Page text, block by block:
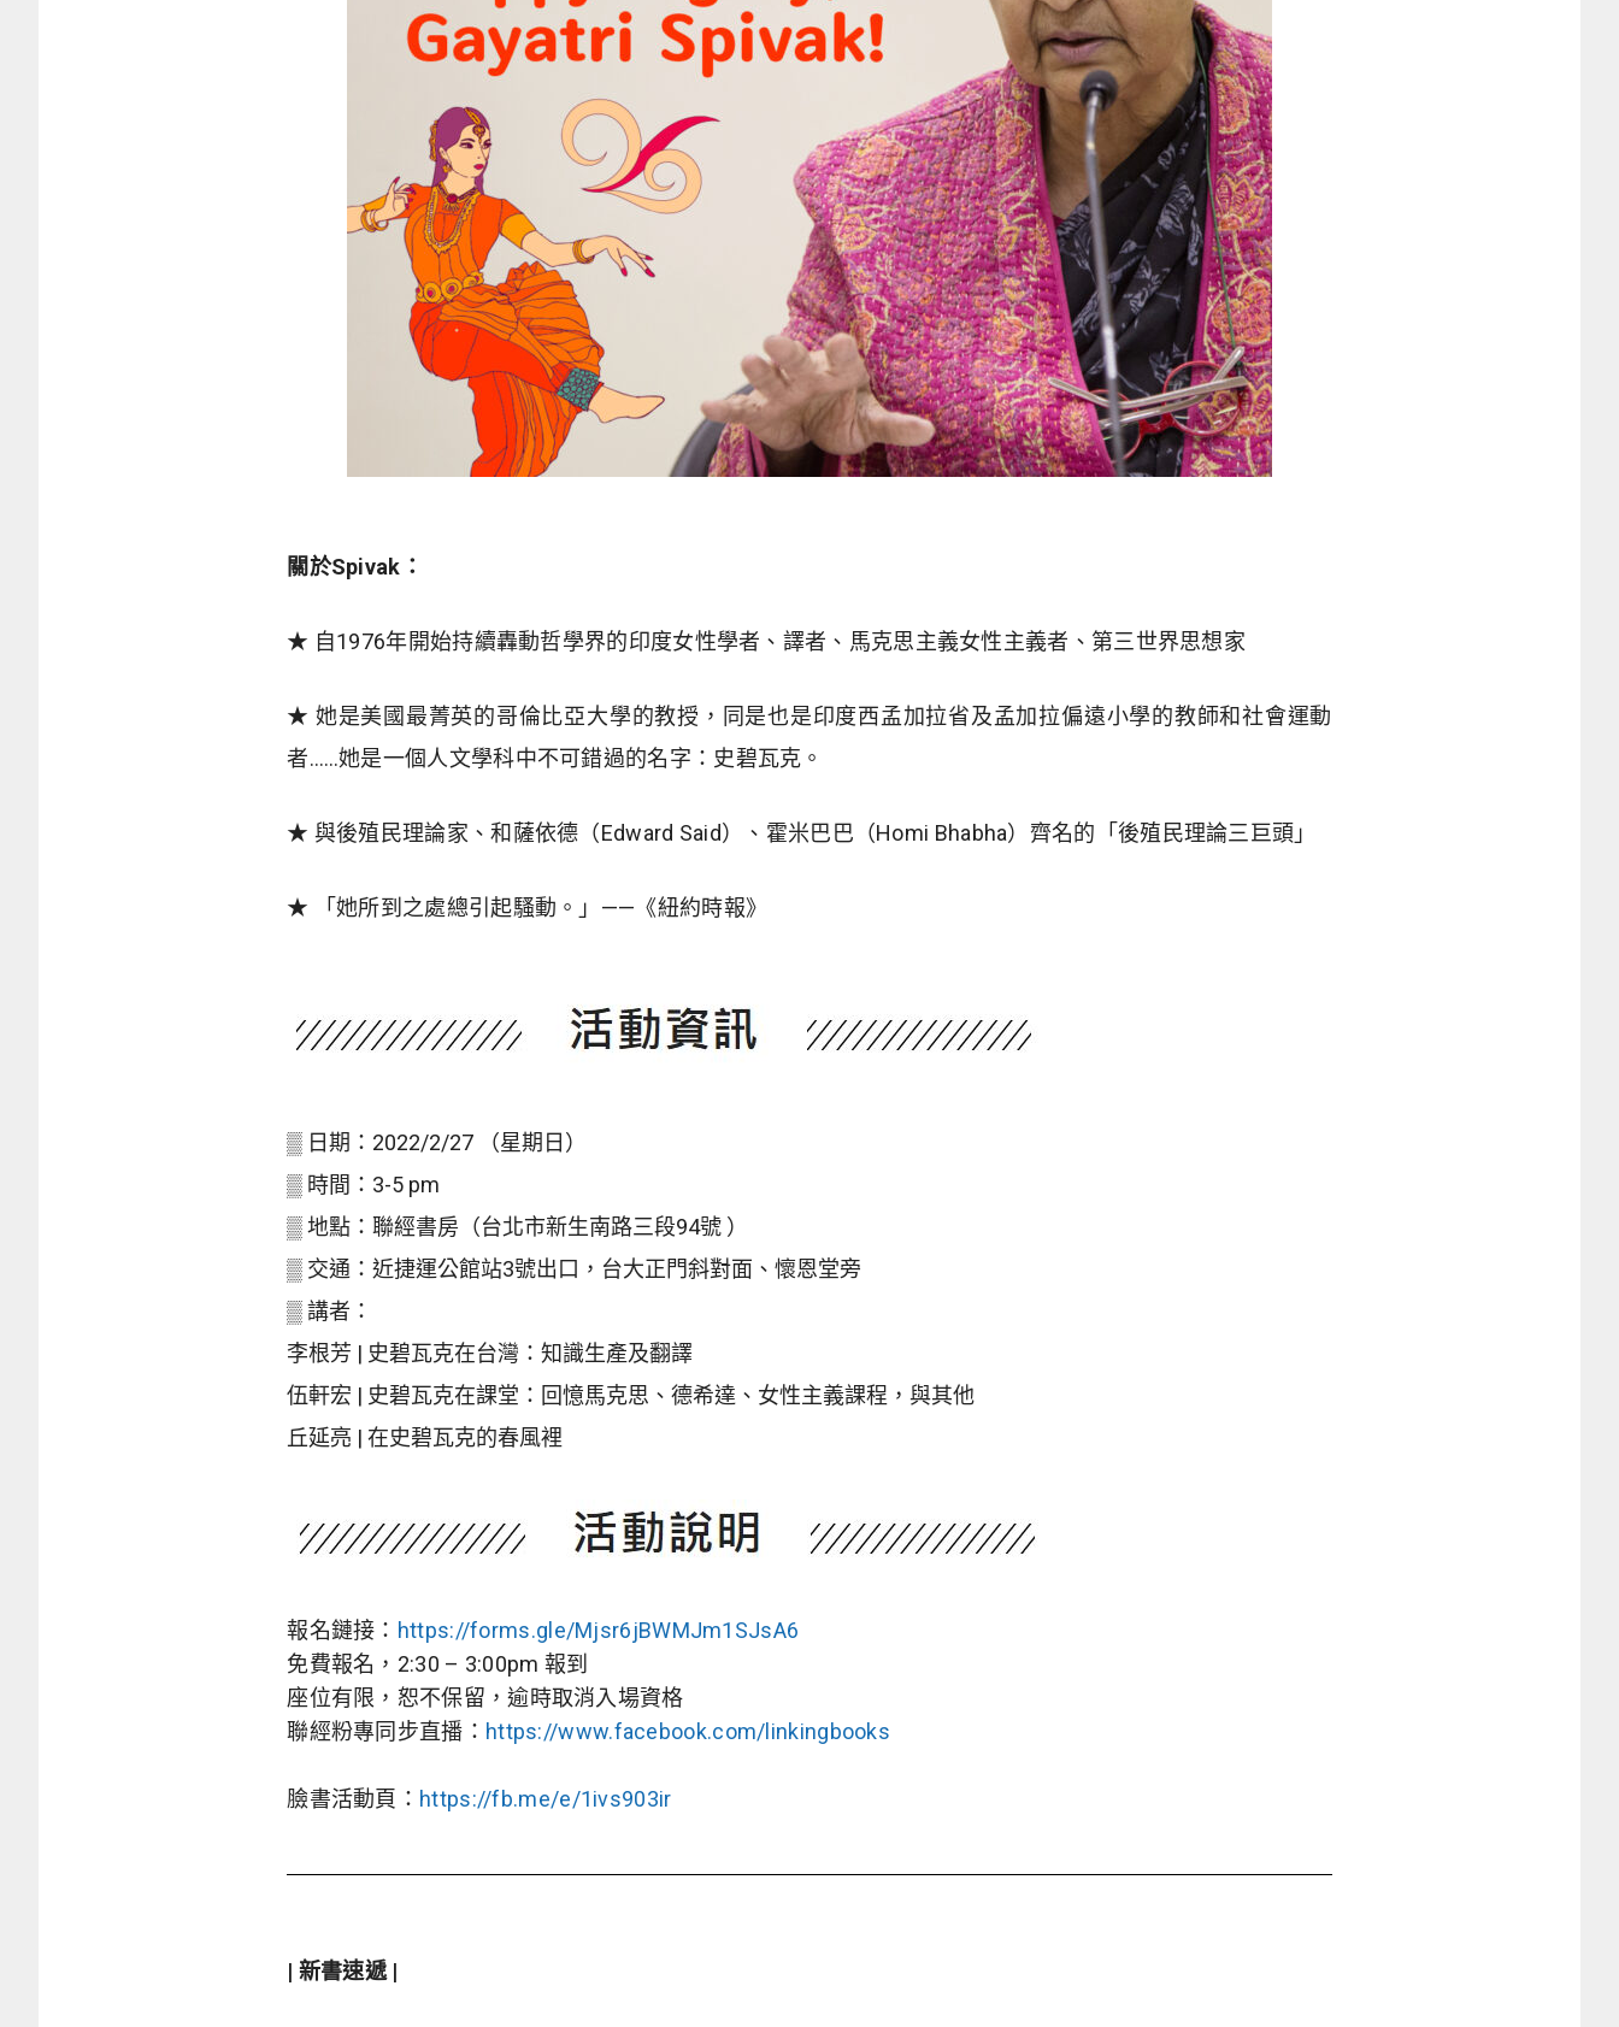
關於Spivak：
★ 自1976年開始持續轟動哲學界的印度女性學者、譯者、馬克思主義女性主義者、第三世界思想家
★ 她是美國最菁英的哥倫比亞大學的教授，同是也是印度西孟加拉省及孟加拉偏遠小學的教師和社會運動
者……她是一個人文學科中不可錯過的名字：史碧瓦克。
★ 與後殖民理論家、和薩依德（Edward Said）、霍米巴巴（Homi Bhabha）齊名的「後殖民理論三巨頭」
★ 「她所到之處總引起騷動。」——《紐約時報》
▒ 日期：2022/2/27 （星期日）
▒ 時間：3-5 pm
▒ 地點：聯經書房（台北市新生南路三段94號 ）
▒ 交通：近捷運公館站3號出口，台大正門斜對面、懷恩堂旁
▒ 講者：
李根芳 | 史碧瓦克在台灣：知識生產及翻譯
伍軒宏 | 史碧瓦克在課堂：回憶馬克思、德希達、女性主義課程，與其他
丘延亮 | 在史碧瓦克的春風裡
報名鏈接： https://forms.gle/Mjsr6jBWMJm1SJsA6
免費報名，2:30 – 3:00pm 報到
座位有限，恕不保留，逾時取消入場資格
聯經粉專同步直播： https://www.facebook.com/linkingbooks
臉書活動頁： https://fb.me/e/1ivs903ir
| 新書速遞 |